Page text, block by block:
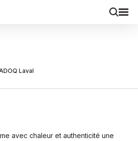
Laval
avec chaleur et authenticité une